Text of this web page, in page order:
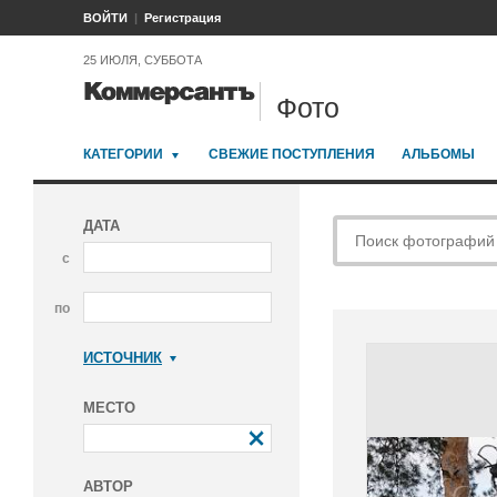
ВОЙТИ Регистрация
25 ИЮЛЯ, СУББОТА
Фото
КАТЕГОРИИ СВЕЖИЕ ПОСТУПЛЕНИЯ АЛЬБОМЫ
ДАТА
с
по
ИСТОЧНИК
МЕСТО
АВТОР